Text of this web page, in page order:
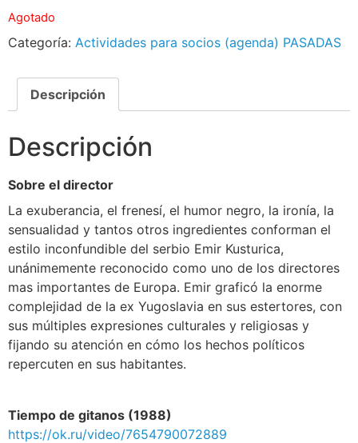
Agotado
Categoría: Actividades para socios (agenda) PASADAS
Descripción
Descripción
Sobre el director
La exuberancia, el frenesí, el humor negro, la ironía, la
sensualidad y tantos otros ingredientes conforman el
estilo inconfundible del serbio Emir Kusturica,
unánimemente reconocido como uno de los directores
mas importantes de Europa. Emir graficó la enorme
complejidad de la ex Yugoslavia en sus estertores, con
sus múltiples expresiones culturales y religiosas y
fijando su atención en cómo los hechos políticos
repercuten en sus habitantes.
Tiempo de gitanos (1988)
https://ok.ru/video/7654790072889